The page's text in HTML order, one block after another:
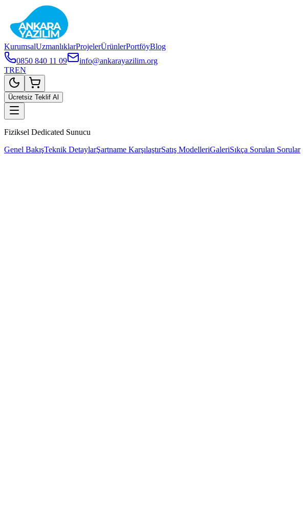
KurumsalUzmanlıklarProjelerÜrünlerPortföyBlog
0850 840 11 09
info@ankarayazilim.org
TREN
Ücretsiz Teklif Al
Fiziksel Dedicated Sunucu
Genel BakışTeknik DetaylarŞartname KarşılaştırSatış ModelleriGaleriSıkça Sorulan Sorular